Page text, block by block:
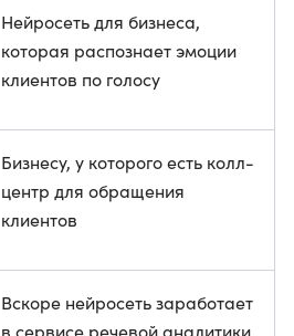
Нейросеть для бизнеса,
которая распознает эмоции
клиентов по голосу
Бизнесу, у которого есть колл-
центр для обращения
клиентов
Вскоре нейросеть заработает